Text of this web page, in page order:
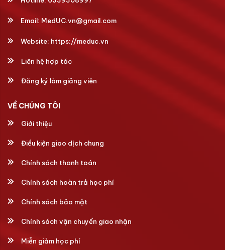
Email: MedUC.vn@gmail.com
Website: https://meduc.vn
Liên hệ hợp tác
Đăng ký làm giảng viên
VỀ CHÚNG TÔI
Giới thiệu
Điều kiện giao dịch chung
Chính sách thanh toán
Chính sách hoàn trả học phí
Chính sách bảo mật
Chính sách vận chuyển giao nhận
Miễn giảm học phí